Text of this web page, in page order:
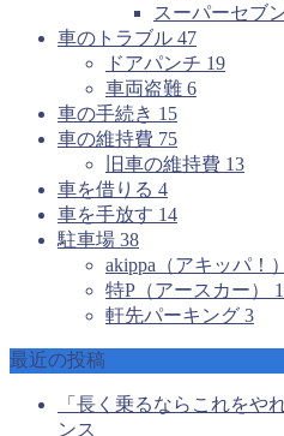
スーパーセブ
車のトラブル 47
ドアパンチ 19
車両盗難 6
車の手続き 15
車の維持費 75
旧車の維持費 13
車を借りる 4
車を手放す 14
駐車場 38
akippa（アキッパ！）
特P（アースカー）
軒先パーキング 3
最近の投稿
「長く乗るならこれをや
ンス